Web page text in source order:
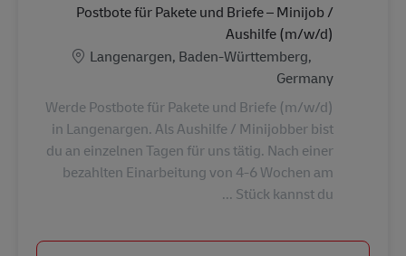
Postbote für Pakete und Briefe – Minijob /
Aushilfe (m/w/d)
الموقع
Langenargen, Baden-Württemberg,
Germany
Werde Postbote für Pakete und Briefe (m/w/d)
in Langenargen. Als Aushilfe / Minijobber bist
du an einzelnen Tagen für uns tätig. Nach einer
bezahlten Einarbeitung von 4-6 Wochen am
Stück kannst du ...